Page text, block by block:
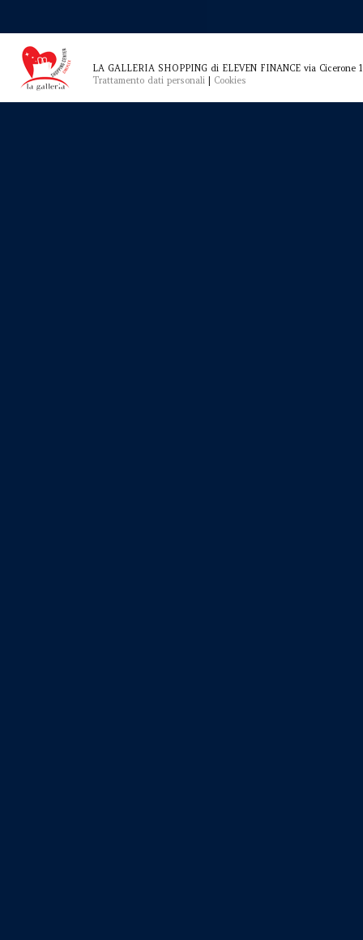
LA GALLERIA SHOPPING di ELEVEN FINANCE via Cicerone
Trattamento dati personali | Cookies